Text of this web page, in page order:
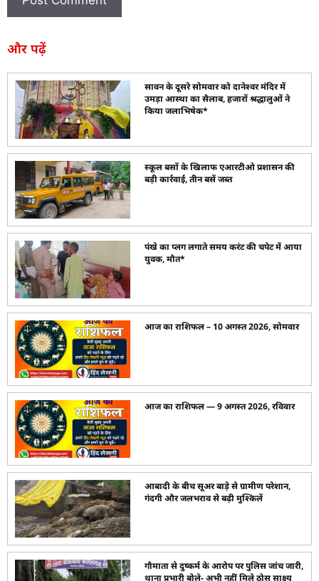
और पढ़ें
सावन के दूसरे सोमवार को दानेश्वर मंदिर में
उमड़ा आस्था का सैलाब, हजारों श्रद्धालुओं ने
किया जलाभिषेक*
स्कूल बसों के खिलाफ एआरटीओ प्रशासन की
बड़ी कार्रवाई, तीन बसें जब्त
पंखे का प्लग लगाते समय करंट की चपेट में आया
युवक, मौत*
आज का राशिफल – 10 अगस्त 2026, सोमवार
आज का राशिफल — 9 अगस्त 2026, रविवार
आबादी के बीच सूअर बाड़े से ग्रामीण परेशान,
गंदगी और जलभराव से बढ़ी मुश्किलें
गौमाता से दुष्कर्म के आरोप पर पुलिस जांच जारी,
थाना प्रभारी बोले- अभी नहीं मिले ठोस साक्ष्य